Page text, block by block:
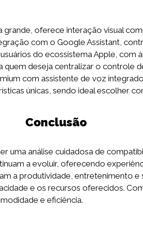
grande, oferece interação visual
com o Google Assistant,
do ecossistema Apple, com
quem deseja centralizar o controle
com assistente de voz
únicas, sendo ideal escolher
Conclusão
uma análise cuidadosa de
a evoluir, oferecendo
a produtividade, entretenimento e
e os recursos oferecidos.
e eficiência.